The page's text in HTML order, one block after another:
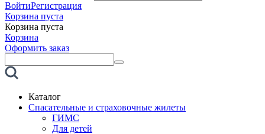
ВойтиРегистрация
Корзина пуста
Корзина пуста
Корзина
Оформить заказ
Каталог
Спасательные и страховочные жилеты
ГИМС
Для детей